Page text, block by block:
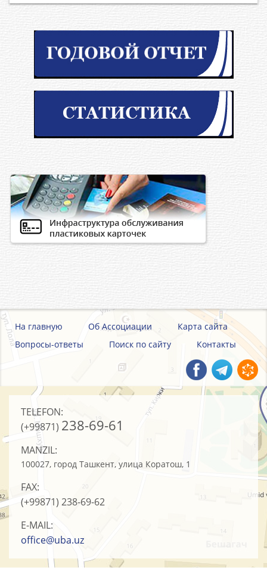
На главную Об Ассоциации
Карта сайта
Вопросы-ответы
Поиск по сайту Контакты
TELEFON:
(+99871) 238-69-61
MANZIL:
100027, город Ташкент, улица Коратош, 1
FAX:
(+99871) 238-69-62
E-MAIL:
office@uba.uz